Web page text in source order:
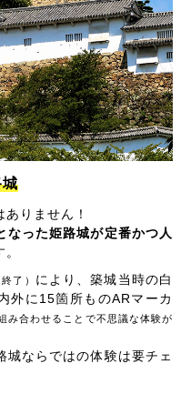
城
りません！
なった姫路城が定番かつ人
了）
により、築城当時の白
外に15箇所ものARマーカ
み合わせることで不思議な体験が
ならではの体験は要チェ